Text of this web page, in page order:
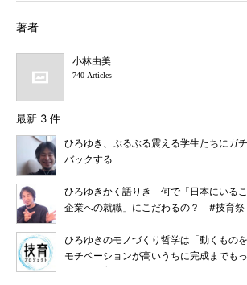
著者
小林由美
740 Articles
最新 3 件
ひろゆき、ぶるぶる震える学生たちにガ
バックする
ひろゆきかく語りき 何で「日本にいる
企業への就職」にこだわるの？ #技育祭
ひろゆきのモノづくり哲学は「動くものを
モチベーションが高いうちに完成までも